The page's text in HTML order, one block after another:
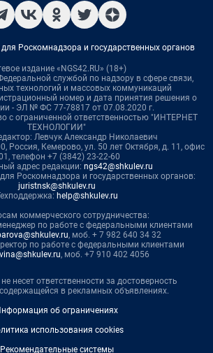
Роскомнадзора и государственных органов
издание «NGS42.RU» (18+)
службой по надзору в сфере связи,
технологий и массовых коммуникаций
номер и дата принятия решения о
- ЭЛ № ФС 77-78817 от 07.08.2020 г.
с ограниченной ответственностью "ИНТЕРНЕТ
ТЕХНОЛОГИИ"
Левчук Александр Николаевич
Россия, Кемерово, ул. 50 лет Октября, д. 11, офис
телефон +7 (3842) 23-22-60
адрес редакции: ngs42@shkulev.ru
Роскомнадзора и государственных органов:
juristnsk@shkulev.ru
help@shkulev.ru
коммерческого сотрудничества:
по работе с федеральными клиентами
, моб. + 7 982 640 34 32
по работе с федеральными клиентами
, моб. +7 910 402 4056
несет ответственности за достоверность
в рекламных объявлениях.
об ограничениях
использования cookies
Рекомендательные системы